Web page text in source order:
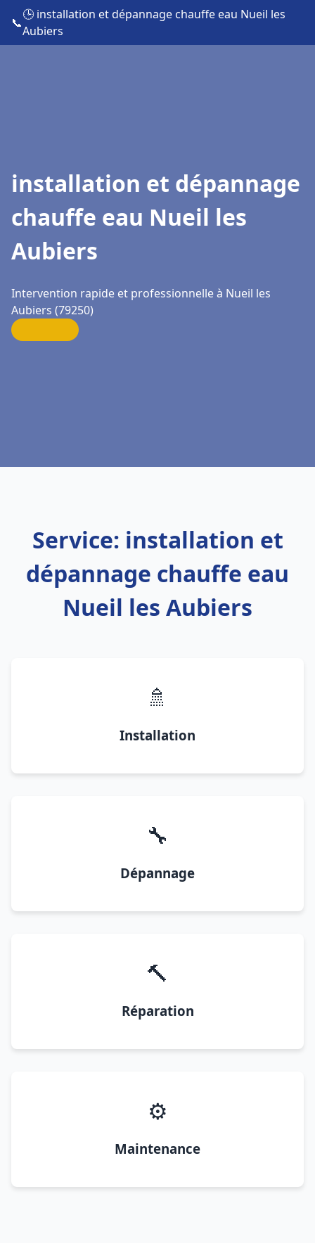
📞
🕒 installation et dépannage chauffe eau Nueil les
Aubiers
installation et dépannage
chauffe eau Nueil les
Aubiers
Intervention rapide et professionnelle à Nueil les
Aubiers (79250)
Service: installation et
dépannage chauffe eau
Nueil les Aubiers
🚿
Installation
🔧
Dépannage
🔨
Réparation
⚙️
Maintenance